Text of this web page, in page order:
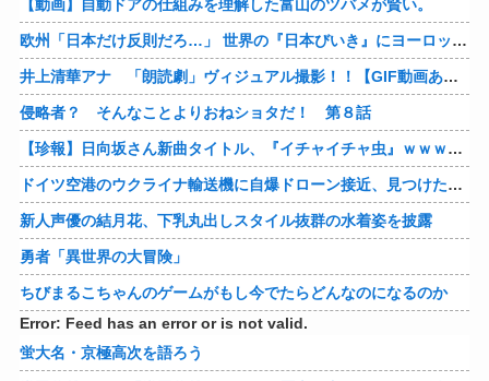
【動画】自動ドアの仕組みを理解した富山のツバメが賢い。
欧州「日本だけ反則だろ…」 世界の『日本びいき』にヨーロッパ全土から不満の声
井上清華アナ 「朗読劇」ヴィジュアル撮影！！【GIF動画あり】
侵略者？ そんなことよりおねショタだ！ 第８話
【珍報】日向坂さん新曲タイトル、『イチャイチャ虫』ｗｗｗ★2
ドイツ空港のウクライナ輸送機に自爆ドローン接近、見つけた空港職員が蹴り落とす…高性能プラスチック爆弾搭載！
新人声優の結月花、下乳丸出しスタイル抜群の水着姿を披露
勇者「異世界の大冒険」
ちびまるこちゃんのゲームがもし今でたらどんなのになるのか
Error: Feed has an error or is not valid.
蛍大名・京極高次を語ろう